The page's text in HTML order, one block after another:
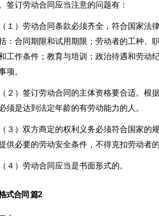
签订劳动合同应当注意的问题有：
（１）劳动合同条款必须齐全，符合国家
：合同期限和试用期限；劳动者的工种、
工作条件；教育与培训；政治待遇和劳动
项。
（２）签订劳动合同的主体资格要合适。
须是达到法定年龄的有劳动能力的人。
（３）双方商定的权利义务必须符合国家
供必要的劳动安全条件，不得克扣劳动者的
（４）劳动合同应当是书面形式的。
式合同 篇2